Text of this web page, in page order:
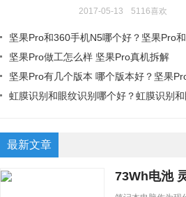
2017-05-13 5116喜欢
坚果Pro和360手机N5哪个好？坚果Pro
机N5区别对比
坚果Pro做工怎么样 坚果Pro真机拆解
坚果Pro有几个版本 哪个版本好？坚果
本的区别
虹膜识别和眼纹识别哪个好？虹膜识别
最新文章
73Wh电池